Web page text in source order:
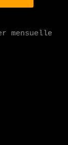
mensuelle